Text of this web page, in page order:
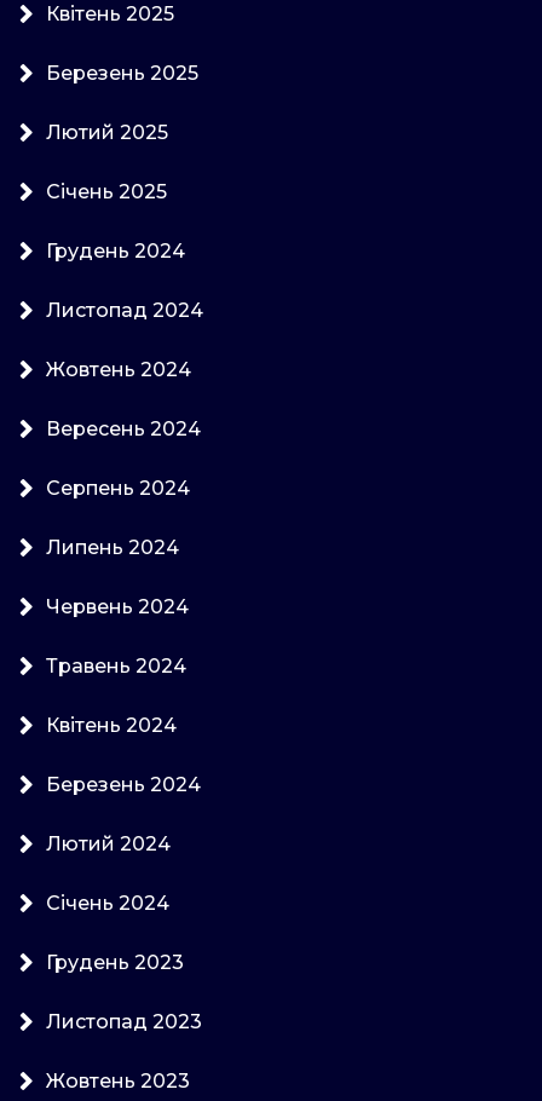
Квітень 2025
Березень 2025
Лютий 2025
Січень 2025
Грудень 2024
Листопад 2024
Жовтень 2024
Вересень 2024
Серпень 2024
Липень 2024
Червень 2024
Травень 2024
Квітень 2024
Березень 2024
Лютий 2024
Січень 2024
Грудень 2023
Листопад 2023
Жовтень 2023